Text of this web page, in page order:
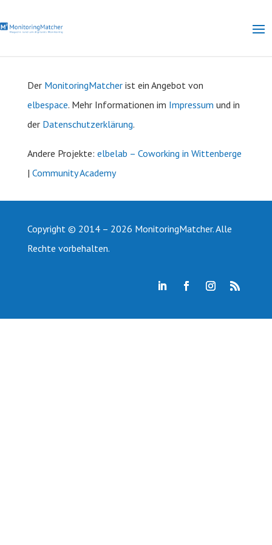
Der MonitoringMatcherist ein Angebot von
elbespace. Mehr Informationen im Impressum und in
der Datenschutzerklärung.
Andere Projekte: elbelab – Coworking in Wittenberge
| Community Academy
Copyright © 2014 – 2026 MonitoringMatcher. Alle
Rechte vorbehalten.